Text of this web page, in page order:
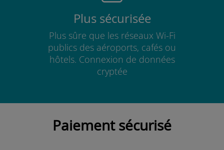
Plus sécurisée
Plus sûre que les réseaux Wi-Fi
publics des aéroports, cafés ou
hôtels. Connexion de données
cryptée
Paiement sécurisé